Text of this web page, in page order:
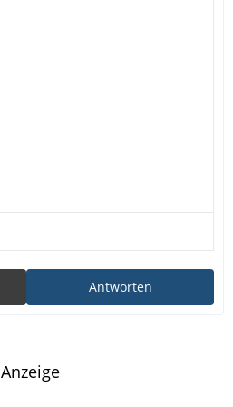
Antworten
Anzeige